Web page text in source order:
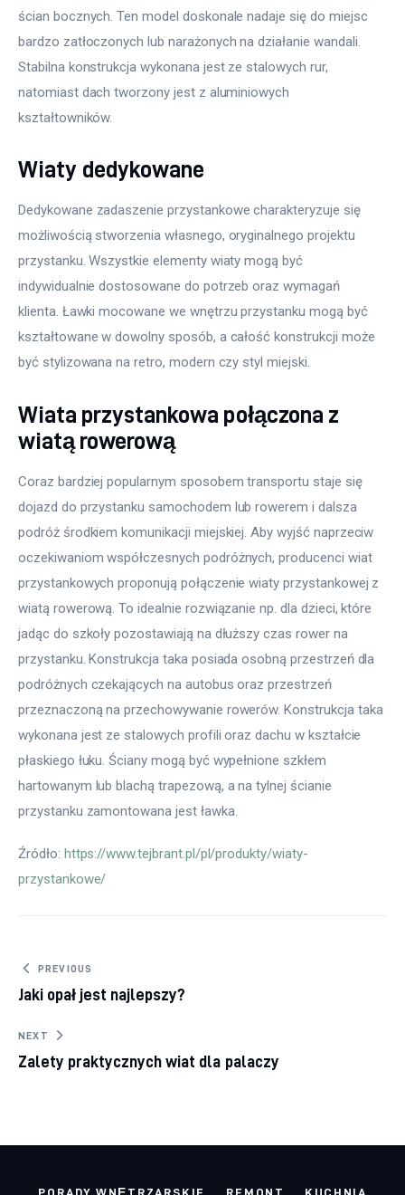
ścian bocznych. Ten model doskonale nadaje się do miejsc
bardzo zatłoczonych lub narażonych na działanie wandali.
Stabilna konstrukcja wykonana jest ze stalowych rur,
natomiast dach tworzony jest z aluminiowych
kształtowników.
Wiaty dedykowane
Dedykowane zadaszenie przystankowe charakteryzuje się
możliwością stworzenia własnego, oryginalnego projektu
przystanku. Wszystkie elementy wiaty mogą być
indywidualnie dostosowane do potrzeb oraz wymagań
klienta. Ławki mocowane we wnętrzu przystanku mogą być
kształtowane w dowolny sposób, a całość konstrukcji może
być stylizowana na retro, modern czy styl miejski.
Wiata przystankowa połączona z
wiatą rowerową
Coraz bardziej popularnym sposobem transportu staje się
dojazd do przystanku samochodem lub rowerem i dalsza
podróż środkiem komunikacji miejskiej. Aby wyjść naprzeciw
oczekiwaniom współczesnych podróżnych, producenci wiat
przystankowych proponują połączenie wiaty przystankowej z
wiatą rowerową. To idealnie rozwiązanie np. dla dzieci, które
jadąc do szkoły pozostawiają na dłuższy czas rower na
przystanku. Konstrukcja taka posiada osobną przestrzeń dla
podróżnych czekających na autobus oraz przestrzeń
przeznaczoną na przechowywanie rowerów. Konstrukcja taka
wykonana jest ze stalowych profili oraz dachu w kształcie
płaskiego łuku. Ściany mogą być wypełnione szkłem
hartowanym lub blachą trapezową, a na tylnej ścianie
przystanku zamontowana jest ławka.
Źródło: https://www.tejbrant.pl/pl/produkty/wiaty-
przystankowe/
Nawigacja wpisu
PREVIOUS
Jaki opał jest najlepszy?
NEXT
Zalety praktycznych wiat dla palaczy
PORADY WNĘTRZARSKIE REMONT KUCHNIA